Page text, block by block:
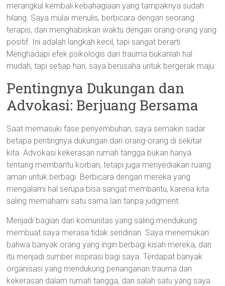
merangkul kembali kebahagiaan yang tampaknya sudah
hilang. Saya mulai menulis, berbicara dengan seorang
terapis, dan menghabiskan waktu dengan orang-orang yang
positif. Ini adalah langkah kecil, tapi sangat berarti.
Menghadapi efek psikologis dari trauma bukanlah hal
mudah, tapi setiap hari, saya berusaha untuk bergerak maju.
Pentingnya Dukungan dan
Advokasi: Berjuang Bersama
Saat memasuki fase penyembuhan, saya semakin sadar
betapa pentingnya dukungan dari orang-orang di sekitar
kita. Advokasi kekerasan rumah tangga bukan hanya
tentang membantu korban, tetapi juga menyediakan ruang
aman untuk berbagi. Berbicara dengan mereka yang
mengalami hal serupa bisa sangat membantu, karena kita
saling memahami satu sama lain tanpa judgment.
Menjadi bagian dari komunitas yang saling mendukung
membuat saya merasa tidak sendirian. Saya menemukan
bahwa banyak orang yang ingin berbagi kisah mereka, dan
itu menjadi sumber inspirasi bagi saya. Terdapat banyak
organisasi yang mendukung penanganan trauma dan
kekerasan dalam rumah tangga, dan salah satu yang saya